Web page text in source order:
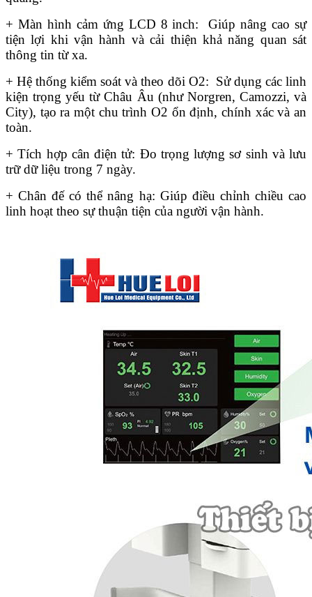
+ Màn hình cảm ứng LCD 8 inch: Giúp nâng cao sự
tiện lợi khi vận hành và cải thiện khả năng quan sát
thông tin từ xa.
+ Hệ thống kiểm soát và theo dõi O2: Sử dụng các linh
kiện trọng yếu từ Châu Âu (như Norgren, Camozzi, và
City), tạo ra một chu trình O2 ổn định, chính xác và an
toàn.
+ Tích hợp cân điện tử: Đo trọng lượng sơ sinh và lưu
trữ dữ liệu trong 7 ngày.
+ Chân đế có thể nâng hạ: Giúp điều chỉnh chiều cao
linh hoạt theo sự thuận tiện của người vận hành.